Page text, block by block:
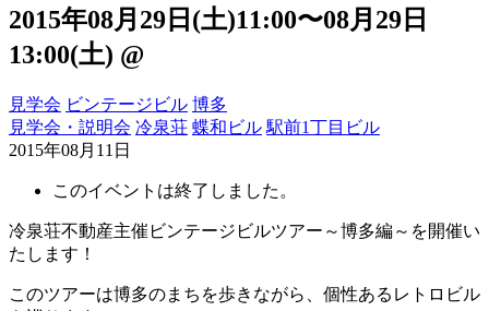
2015年08月29日(土)11:00〜08月29日
13:00(土) @
見学会 ビンテージビル 博多
見学会・説明会 冷泉荘 蝶和ビル 駅前1丁目ビル
2015年08月11日
このイベントは終了しました。
冷泉荘不動産主催ビンテージビルツアー～博多編～を開催い
たします！
このツアーは博多のまちを歩きながら、個性あるレトロビル